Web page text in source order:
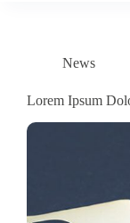
News
Lorem Ipsum